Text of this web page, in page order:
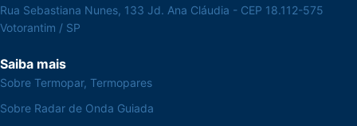
Rua Sebastiana Nunes, 133 Jd. Ana Cláudia - CEP 18.112-575
Votorantim / SP
Saiba mais
Sobre Termopar, Termopares
Sobre Radar de Onda Guiada